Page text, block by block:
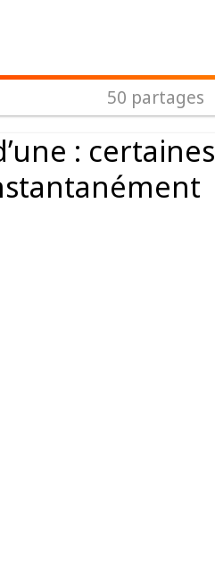
50 partages
: certaines